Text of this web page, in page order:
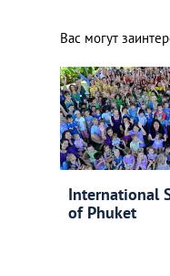
Вас могут
International
of Phuket